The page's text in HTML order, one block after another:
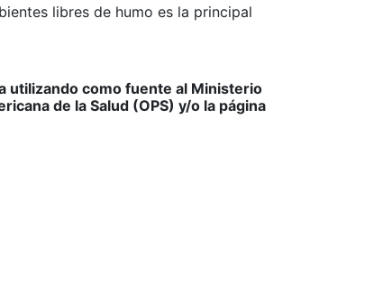
libres de humo es la principal
utilizando como fuente al Ministerio
de la Salud (OPS) y/o la página